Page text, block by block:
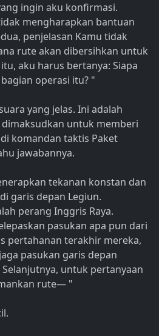
ingin aku konfirmasi.
mengharapkan bantuan
penjelasan Kamu tidak
rute akan dibersihkan untuk
aku harus bertanya: Siapa
operasi itu? "
yang jelas. Ini adalah
untuk memberi
komandan taktis Paket
jawabannya.
tekanan konstan dan
garis depan Legiun.
perang Inggris Raya.
pasukan apa pun dari
pertahanan terakhir mereka,
pasukan garis depan
untuk pertanyaan
rute— "